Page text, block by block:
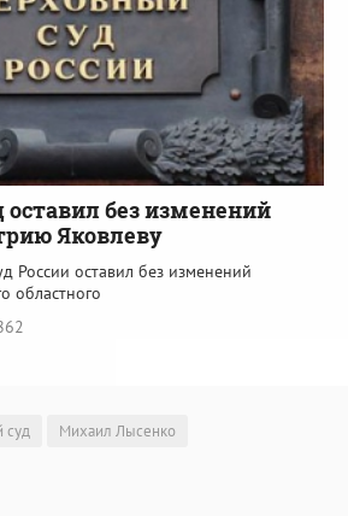
без изменений
Яковлеву
России оставил без изменений
областного
суд
Михаил Лысенко